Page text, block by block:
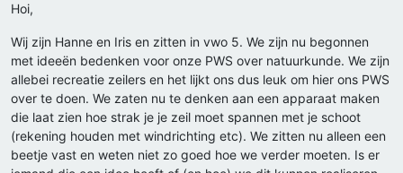
Hoi,
Wij zijn Hanne en Iris en zitten in vwo 5. We zijn nu begonnen
met ideeën bedenken voor onze PWS over natuurkunde. We zijn
allebei recreatie zeilers en het lijkt ons dus leuk om hier ons PWS
over te doen. We zaten nu te denken aan een apparaat maken
die laat zien hoe strak je je zeil moet spannen met je schoot
(rekening houden met windrichting etc). We zitten nu alleen een
beetje vast en weten niet zo goed hoe we verder moeten. Is er